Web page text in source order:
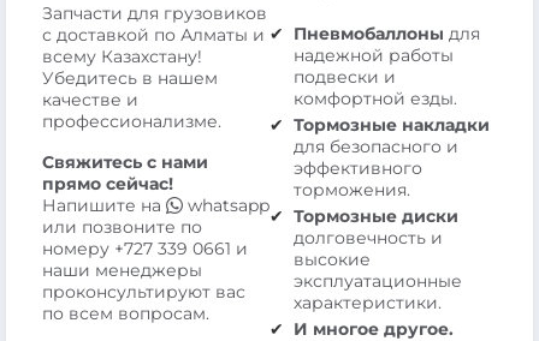
Запчасти для грузовиков
с доставкой по Алматы и
всему Казахстану!
Убедитесь в нашем
качестве и
профессионализме.
Свяжитесь с нами
прямо сейчас!
Напишите на
whatsapp
или позвоните по
номеру +727 339 0661 и
наши менеджеры
проконсультируют вас
по всем вопросам.
Пневмобаллоны для
надежной работы
подвески и
комфортной езды.
Тормозные накладки
для безопасного и
эффективного
торможения.
Тормозные диски
долговечность и
высокие
эксплуатационные
характеристики.
И многое другое.